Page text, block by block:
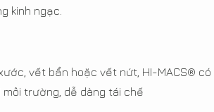
kinh ngạc.
vết bẩn hoặc vết nứt, HI-MACS®
trường, dễ dàng tái chế